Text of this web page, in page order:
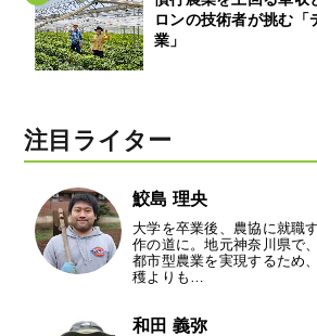
ロンの技術者が挑む「
業」
注目ライター
鮫島 理央
大学を卒業後、農協に就職
作の道に。地元神奈川県で
都市型農業を実現するため
穫よりも…
和田 義弥